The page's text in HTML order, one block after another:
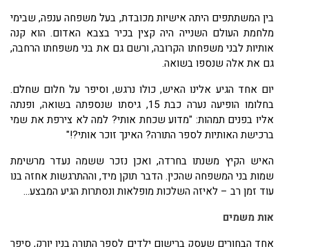
בין המשתתפים היתה אישיות מכובדת, בעל משפחה ענפה, שבימי
מלחמת העולם השנייה היה קצין בכיר בצבא האדום. הוא קנה
אותיות לבני משפחתו הקרובה, ורשם גם את בני משפחתו הרחבה,
גם את אלה שנספו בשואה.
יום אחד הגיע אלינו האיש, כולו נרגש, וסיפר על חלום שחלם.
בחלומו הופיעה נערה כבת15, גיסתו שנספתה בשואה, ופנתה
אליו בפנים תמהות: "מדוע שכחת אותי? למה לא צירפת את שמי
ברכישת האותיות לספר התורה? האינך זוכר אותי?!"
האיש הקיץ משנתו בחרדה, ואכן נזכר ששמה נעדר מרשימת
שמות בני המשפחה שהכין. הדבר תוקן מיד, וההתרגשות אחזה בנו
עוד זמן רב – לאיזה השלכות מופלאות ונסתרות הגיע המבצע...
אות משמים
אחד הבחורים שעסק ברישום ילדים לספר התורה בניו יורק, סיפר